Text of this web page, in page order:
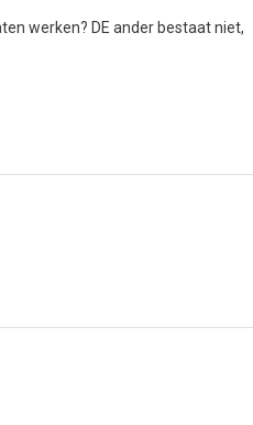
werken? DE ander bestaat niet,